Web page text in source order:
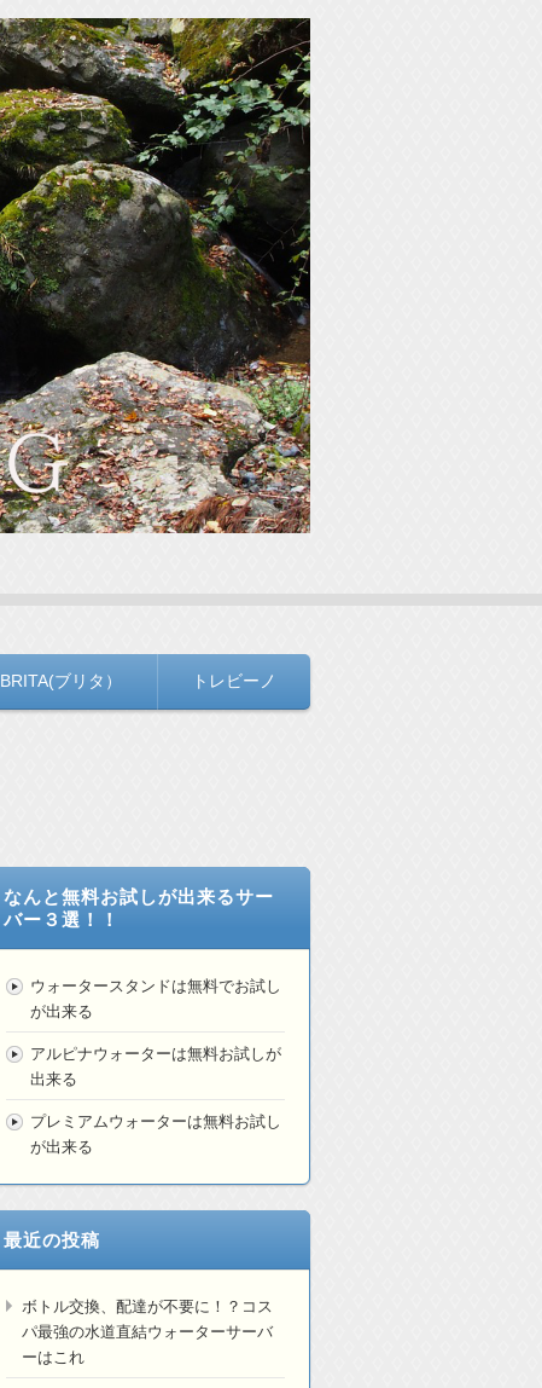
BRITA(ブリタ） トレビーノ
なんと無料お試しが出来るサー
バー３選！！
ウォータースタンドは無料でお試し
が出来る
アルピナウォーターは無料お試しが
出来る
プレミアムウォーターは無料お試し
が出来る
最近の投稿
ボトル交換、配達が不要に！？コス
パ最強の水道直結ウォーターサーバ
ーはこれ